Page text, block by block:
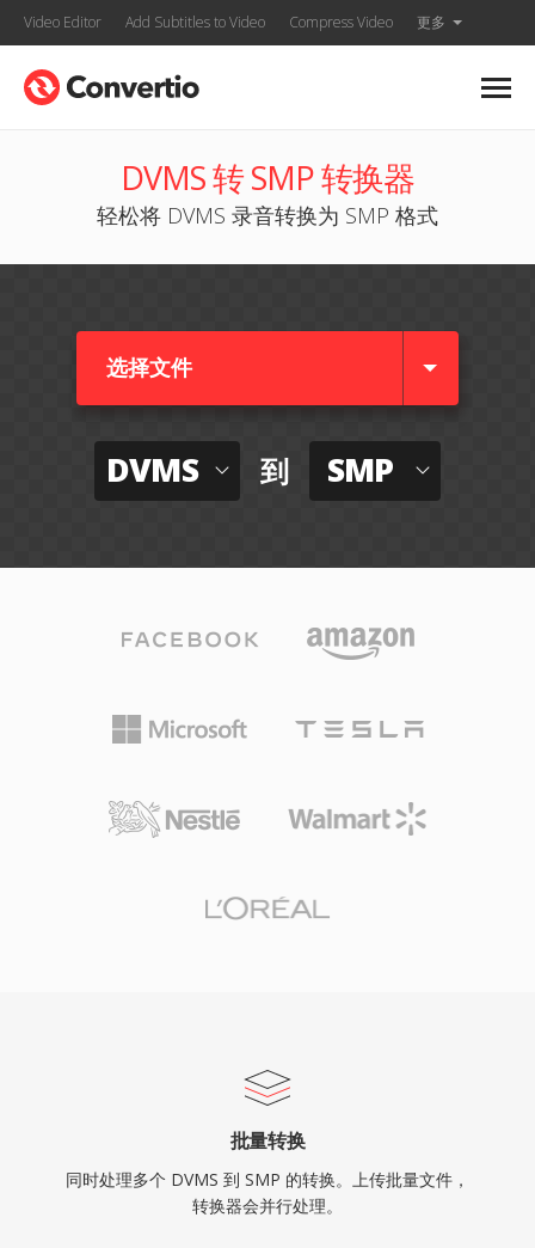
Video Editor Add Subtitles to Video Compress Video 更多
DVMS 转 SMP 转换器
轻松将 DVMS 录音转换为 SMP 格式
选择文件
DVMS 到 SMP
批量转换
同时处理多个 DVMS 到 SMP 的转换。上传批量文件，
转换器会并行处理。